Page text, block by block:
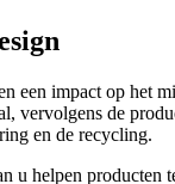
een impact op het
vervolgens de
en de recycling.
u helpen producten